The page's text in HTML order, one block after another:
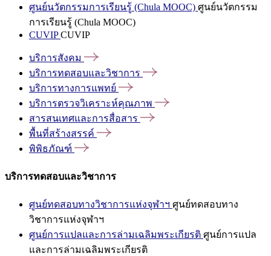
ศูนย์นวัตกรรมการเรียนรู้ (Chula MOOC) ศูนย์นวัตกรรม
การเรียนรู้ (Chula MOOC)
CUVIPCUVIP
บริการสังคม
บริการทดสอบและวิชาการ
บริการทางการแพทย์
บริการตรวจวิเคราะห์คุณภาพ
สารสนเทศและการสื่อสาร
พื้นที่สร้างสรรค์
พิพิธภัณฑ์
บริการทดสอบและวิชาการ
ศูนย์ทดสอบทางวิชาการแห่งจุฬาฯ ศูนย์ทดสอบทาง
วิชาการแห่งจุฬาฯ
ศูนย์การแปลและการล่ามเฉลิมพระเกียรติ ศูนย์การแปล
และการล่ามเฉลิมพระเกียรติ